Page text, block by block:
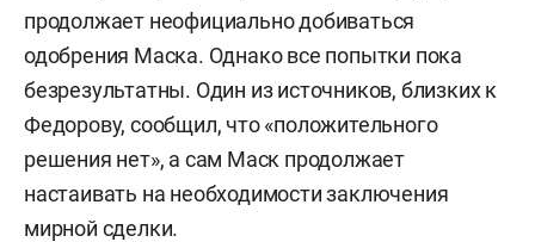
продолжает неофициально добиваться
одобрения Маска. Однако все попытки пока
безрезультатны. Один из источников, близких к
Федорову, сообщил, что «положительного
решения нет», а сам Маск продолжает
настаивать на необходимости заключения
мирной сделки.